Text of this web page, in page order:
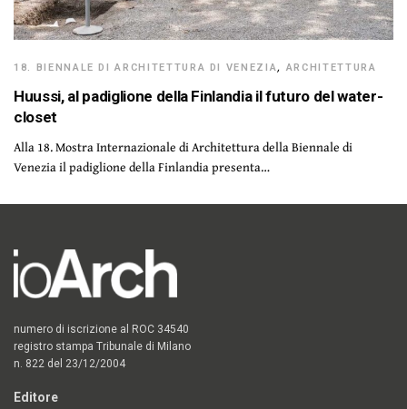
18. BIENNALE DI ARCHITETTURA DI VENEZIA, ARCHITETTURA
Huussi, al padiglione della Finlandia il futuro del water-
closet
Alla 18. Mostra Internazionale di Architettura della Biennale di
Venezia il padiglione della Finlandia presenta…
numero di iscrizione al ROC 34540
registro stampa Tribunale di Milano
n. 822 del 23/12/2004
Editore